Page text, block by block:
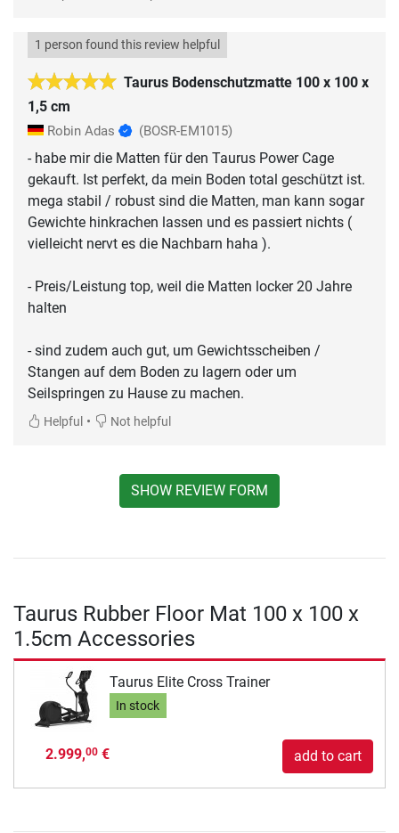
Taurus Bodenschutzmatte 100 x 100 x
1,5 cm
1 person found this review helpful
Robin Adas (BOSR-EM1015)
- habe mir die Matten für den Taurus Power Cage
gekauft. Ist perfekt, da mein Boden total geschützt ist.
mega stabil / robust sind die Matten, man kann sogar
Gewichte hinkrachen lassen und es passiert nichts (
vielleicht nervt es die Nachbarn haha ).
- Preis/Leistung top, weil die Matten locker 20 Jahre
halten
- sind zudem auch gut, um Gewichtsscheiben /
Stangen auf dem Boden zu lagern oder um
Helpful • Not helpful
SHOW REVIEW FORM
Taurus Rubber Floor Mat 100 x 100 x
1.5cm Accessories
Taurus Elite Cross Trainer
In stock
2.999,00€ add to cart